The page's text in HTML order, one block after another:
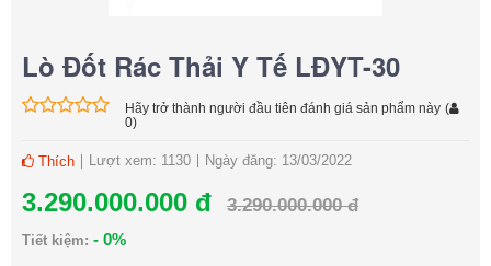
Lò Đốt Rác Thải Y Tế LĐYT-30
Hãy trở thành người đầu tiên đánh giá sản phẩm này (
0)
Thích Lượt xem: 1130 Ngày đăng: 13/03/2022
3.290.000.000 đ 3.290.000.000 đ
Tiết kiệm: - 0%